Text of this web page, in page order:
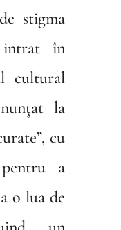
stigma
în
cultural
la
cu
a
o lua de